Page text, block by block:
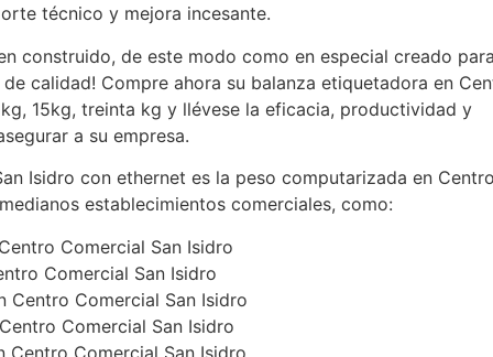
técnico y mejora incesante.
construido, de este modo como en especial creado
calidad! Compre ahora su balanza etiquetadora en
15kg, treinta kg y llévese la eficacia, productividad y
a su empresa.
Isidro con ethernet es la peso computarizada en
establecimientos comerciales, como:
Comercial San Isidro
Comercial San Isidro
Centro Comercial San Isidro
Comercial San Isidro
Centro Comercial San Isidro